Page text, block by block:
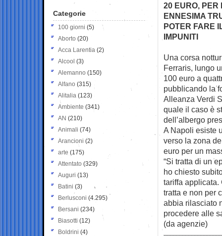
20 EURO, PER
ENNESIMA
POTER FARE
IMPUNITI
Una corsa
Ferraris, lungo
100 euro a
pubblicando la
Alleanza Verdi
quale il caso è
dell’albergo
A Napoli esiste
verso la zona
euro per un
“Si tratta di un
ho chiesto
tariffa applicata.
tratta e non per
abbia rilasciato
procedere alle
(da agenzie)
Categorie
100 giorni (5)
Aborto (20)
Acca Larentia (2)
Alcool (3)
Alemanno (150)
Alfano (315)
Alitalia (123)
Ambiente (341)
AN (210)
Animali (74)
Arancioni (2)
arte (175)
Attentato (329)
Auguri (13)
Batini (3)
Berlusconi (4.295)
Bersani (234)
Biasotti (12)
Boldrini (4)